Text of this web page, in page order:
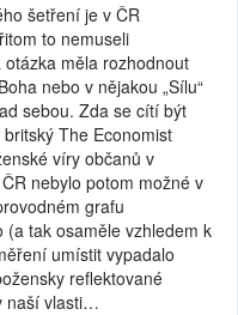
šetření je v ČR
to nemuseli
měla rozhodnout
nebo v nějakou „Sílu“
sebou. Zda se cítí být
The Economist
víry občanů v
nebylo potom možné v
grafu
tak osaměle vzhledem k
umístit vypadalo
reflektované
naší vlasti…